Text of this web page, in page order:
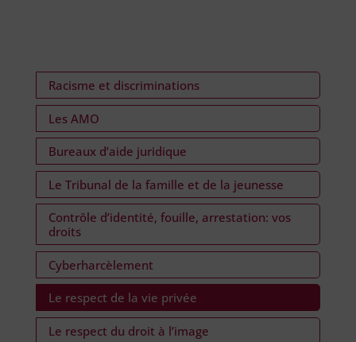
Racisme et discriminations
Les AMO
Bureaux d’aide juridique
Le Tribunal de la famille et de la jeunesse
Contrôle d’identité, fouille, arrestation: vos
droits
Cyberharcèlement
Le respect de la vie privée
Le respect du droit à l’image